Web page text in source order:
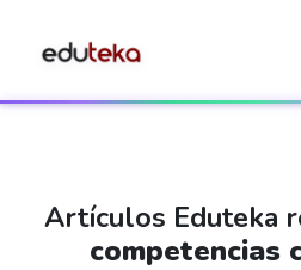
Artículos Eduteka
competencias